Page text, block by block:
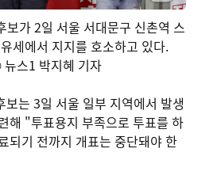
보가 2일 서울 서대문구 신촌역 스
세에서 지지를 호소하고 있다.
스1 박지혜 기자
는 3일 서울 일부 지역에서 발생
해 "투표용지 부족으로 투표를 하
되기 전까지 개표는 중단돼야 한